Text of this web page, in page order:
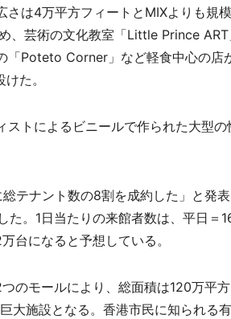
は4万平方フィートとMIXよりも規
、芸術の文化教室「Little Prince
「Poteto Corner」など軽食中心の店
た。
トによるビニールで作られた大型の
テナント数の8割を成約した」と発
。1日当たりの来館者数は、平日＝
台になると予想している。
のモールにより、総面積は120万平
大施設となる。香港市民に知られる